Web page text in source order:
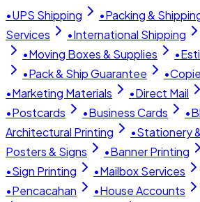
•UPS Shipping •Packing &
Services
•International Shipping
•Moving Boxes & Supplies •
•Pack & Ship Guarantee •
•Marketing Materials •Direct Mail
•Postcards •Business Cards •
Architectural Printing
•Stationery
Posters & Signs
•Banner Printing
•Sign Printing •Mailbox Services
•Pencacahan •House Accounts